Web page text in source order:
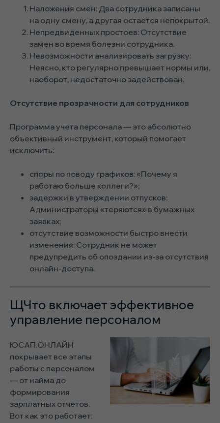
Наложения смен: Два сотрудника записаны
на одну смену, а другая остается непокрытой.
Непредвиденных простоев: Отсутствие
замен во время болезни сотрудника.
Невозможности анализировать загрузку:
Неясно, кто регулярно превышает нормы или,
наоборот, недостаточно задействован.
Отсутствие прозрачности для сотрудников
Программа учета персонала — это абсолютно
объективный инструмент, который помогает
исключить:
споры по поводу графиков: «Почему я
работаю больше коллеги?»;
задержки в утверждении отпусков:
Администраторы «теряются» в бумажных
заявках;
отсутствие возможности быстро внести
изменения: Сотрудник не может
предупредить об опоздании из-за отсутствия
онлайн-доступа.
ЩЧто включает эффективное
управление персоналом
ЮСАП.ОНЛАЙН
покрывает все этапы
работы с персоналом
— от найма до
формирования
зарплатных отчетов.
Вот как это работает: